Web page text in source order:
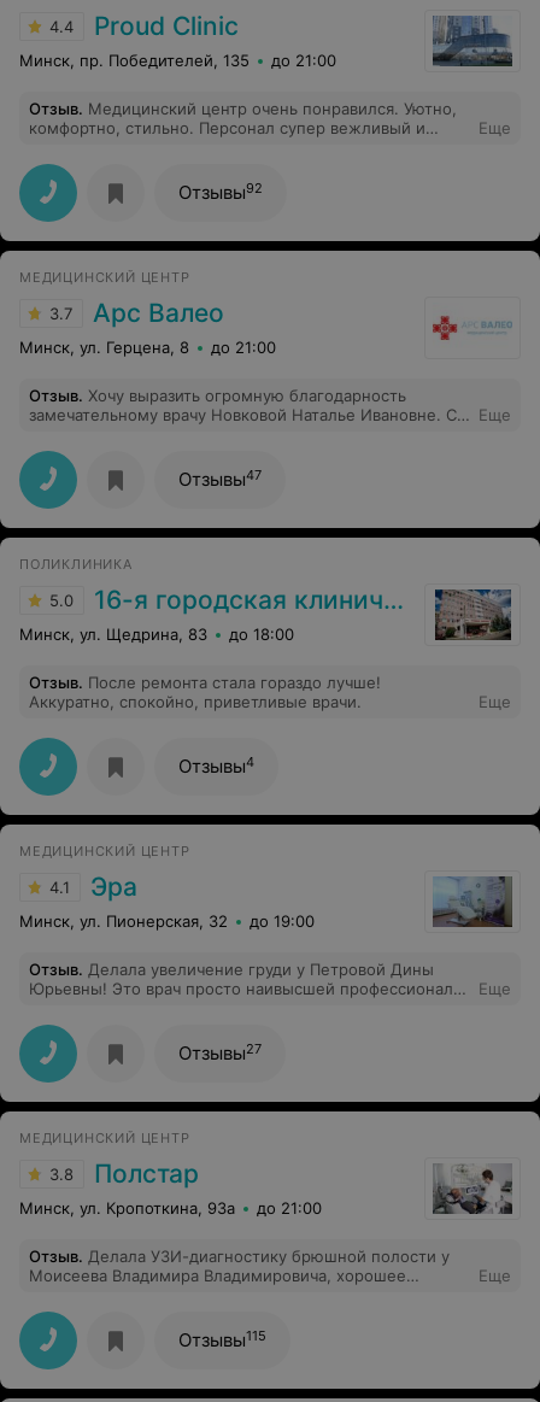
4.4 Proud Clinic
Минск, пр. Победителей, 135 до 21:00
Отзыв. Медицинский центр очень понравился. Уютно,
комфортно, стильно. Персонал супер вежливый и
Алексею Ивановичу. Он врач от бога с золотыми
руками. Операция по отопластике у дочки прошла
отлично,результат превзошёл все ожидания!!
Еще
Отзывы92
МЕДИЦИНСКИЙ ЦЕНТР
3.7 Арс Валео
Минск, ул. Герцена, 8 до 21:00
Отзыв. Хочу выразить огромную благодарность
замечательному врачу Новковой Наталье Ивановне. С
чуткая, с заботой о пациент бережно и аккуратно
выполняет все процедуры, поддержит, подбодрит,
успокоит. Только нужные назначения, ничего лишнего.
Ответы на все вопросы доступны для людей не
имеющего мед.образования. Врач профессионал!!!
поблагодарить девушек помощниц работающих с
доктором!
Еще
Отзывы47
ПОЛИКЛИНИКА
5.0 16-я городская клиническая поликлиника
Минск, ул. Щедрина, 83 до 18:00
Отзыв. После ремонта стала гораздо лучше!
Аккуратно, спокойно, приветливые врачи.
Еще
Отзывы4
МЕДИЦИНСКИЙ ЦЕНТР
4.1 Эра
Минск, ул. Пионерская, 32 до 19:00
Отзыв. Делала увеличение груди у Петровой Дины
Юрьевны! Это врач просто наивысшей профессионал
Результатом очень довольна, а период реабилитации
прошел легко. Спасибо!
Еще
Отзывы27
МЕДИЦИНСКИЙ ЦЕНТР
3.8 Полстар
Минск, ул. Кропоткина, 93а до 21:00
Отзыв. Делала УЗИ-диагностику брюшной полости у
Моисеева Владимира Владимировича, хорошее
довольна, поэтому заодно поинтересовалась
протезированием.Мне тут же была предложена
консультация у ортопеда Антоновича Дмитрия
Анатольевича. Итог-2 безметалловые коронки не
отличишь от настоящих зубов.Молодцы!Быстро,
Еще
Отзывы115